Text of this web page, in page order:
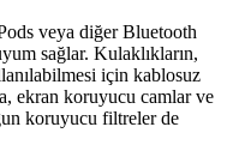
veya diğer Bluetooth
sağlar. Kulaklıkların,
için kablosuz
ekran koruyucu camlar ve
koruyucu filtreler de